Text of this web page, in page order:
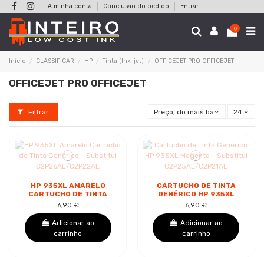
A minha conta Conclusão do pedido Entrar
0
Início CLASSIFICAR HP Tinta (Ink-jet) OFFICEJET PRO OFFICEJET
OFFICEJET PRO OFFICEJET
Filtrar Preço, do mais baixo ao mais
24
HP 935XL AMARELO
CARTUCHO DE TINTA
GENÉRICO -
SUBSTITUI
C2P26AE/C2P22AE
6,90 €
Adicionar ao
carrinho
CARTUCHO DE TINTA
GENÉRICO HP 935XL
MAGENTA - SUBSTITUI
C2P25AE/C2P21AE
6,90 €
Adicionar ao
carrinho